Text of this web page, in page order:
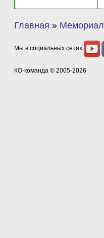
Главная » Мемориал
Мы в социальных сетях
КО-команда © 2005-2026